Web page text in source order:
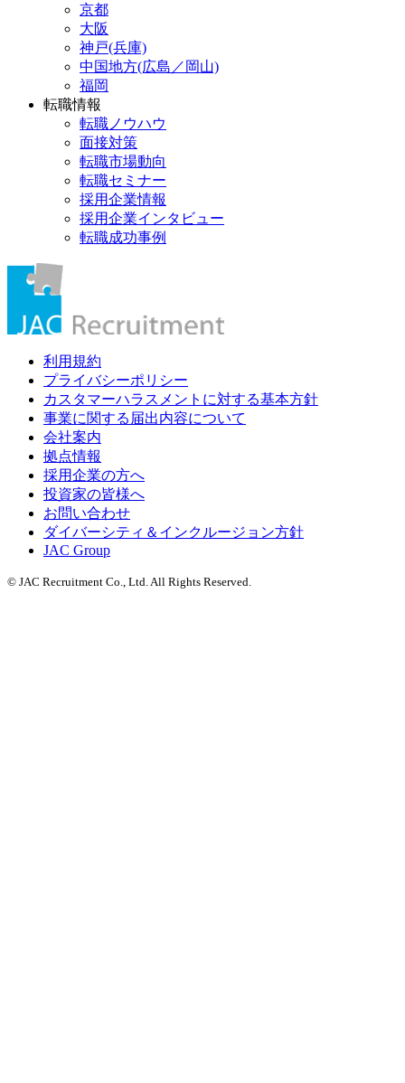
京都
大阪
神戸(兵庫)
中国地方(広島／岡山)
福岡
転職情報
転職ノウハウ
面接対策
転職市場動向
転職セミナー
採用企業情報
採用企業インタビュー
転職成功事例
利用規約
プライバシーポリシー
カスタマーハラスメントに対する基本方針
事業に関する届出内容について
会社案内
拠点情報
採用企業の方へ
投資家の皆様へ
お問い合わせ
ダイバーシティ＆インクルージョン方針
JAC Group
© JAC Recruitment Co., Ltd. All Rights Reserved.